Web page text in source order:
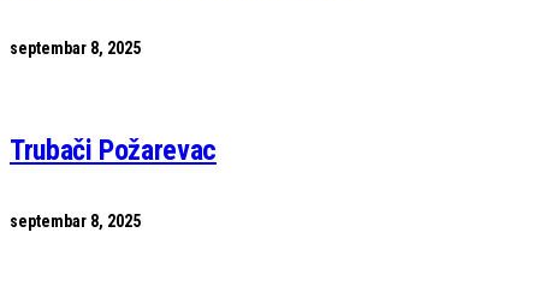
septembar 8, 2025
Trubači Požarevac
septembar 8, 2025